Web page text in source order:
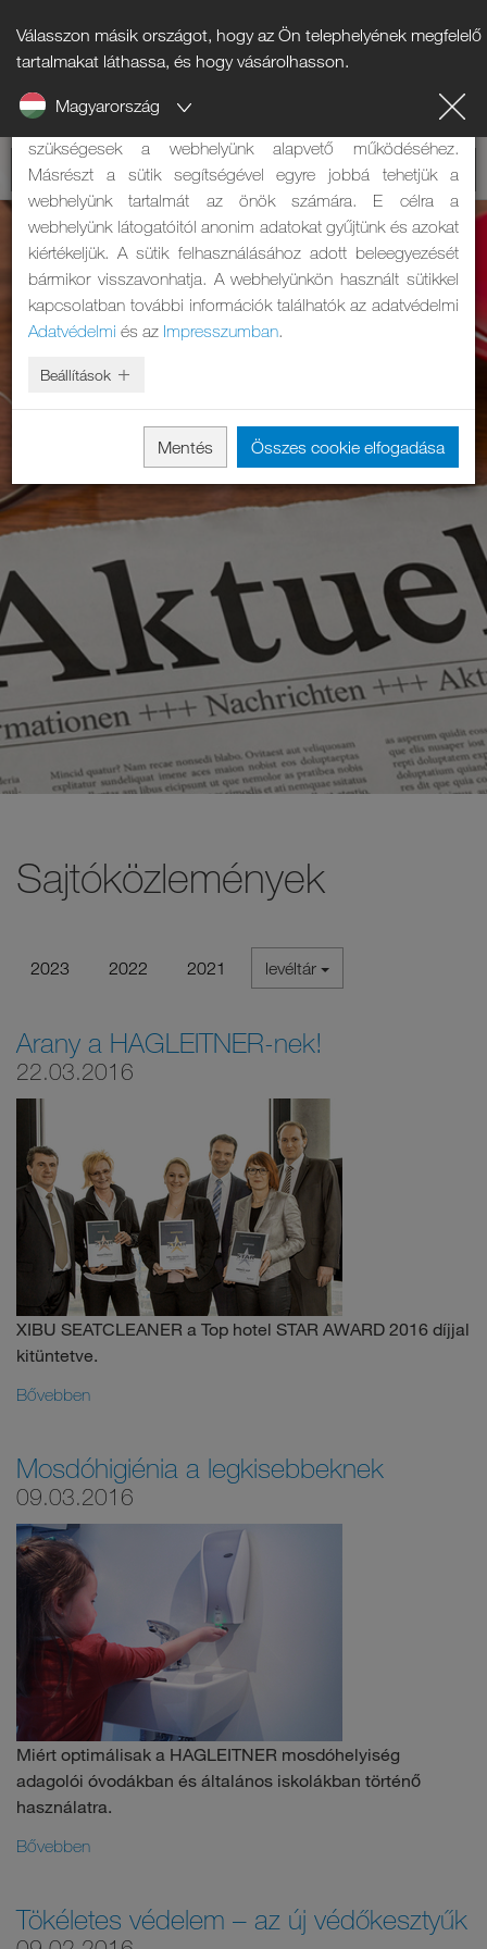
Válasszon másik országot, hogy az Ön telephelyének megfelelő
tartalmakat láthassa, és hogy vásárolhasson.
Magyarország
Sajtóközlemények
2023 2022 2021 levéltár
Arany a HAGLEITNER-nek!
22.03.2016
XIBU SEATCLEANER a Top hotel STAR AWARD 2016 díjjal
kitüntetve.
Bővebben
Mosdóhigiénia a legkisebbeknek
09.03.2016
Miért optimálisak a HAGLEITNER mosdóhelyiség
adagolói óvodákban és általános iskolákban történő
használatra.
Bővebben
Tökéletes védelem – az új védőkesztyűk
Tájékoztató a sütikről
A weboldalunk sütiket használ. Két feladatuk van: Egyrészt
szükségesek a webhelyünk alapvető működéséhez.
Másrészt a sütik segítségével egyre jobbá tehetjük a
webhelyünk tartalmát az önök számára. E célra a
webhelyünk látogatóitól anonim adatokat gyűjtünk és azokat
kiértékeljük. A sütik felhasználásához adott beleegyezését
bármikor visszavonhatja. A webhelyünkön használt sütikkel
kapcsolatban további információk találhatók az adatvédelmi
Adatvédelmi és az Impresszumban.
Beállítások
Mentés Összes cookie elfogadása